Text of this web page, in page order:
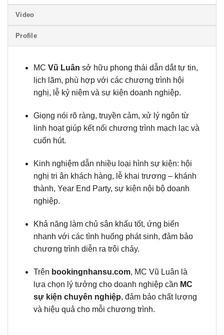
Video
Profile
MC Vũ Luân sở hữu phong thái dẫn dắt tự tin,
lịch lãm, phù hợp với các chương trình hội
nghị, lễ kỷ niệm và sự kiện doanh nghiệp.
Giọng nói rõ ràng, truyền cảm, xử lý ngôn từ
linh hoạt giúp kết nối chương trình mạch lạc và
cuốn hút.
Kinh nghiệm dẫn nhiều loại hình sự kiện: hội
nghị tri ân khách hàng, lễ khai trương – khánh
thành, Year End Party, sự kiện nội bộ doanh
nghiệp.
Khả năng làm chủ sân khấu tốt, ứng biến
nhanh với các tình huống phát sinh, đảm bảo
chương trình diễn ra trôi chảy.
Trên bookingnhansu.com, MC Vũ Luân là
lựa chọn lý tưởng cho doanh nghiệp cần MC
sự kiện chuyên nghiệp, đảm bảo chất lượng
và hiệu quả cho mỗi chương trình.